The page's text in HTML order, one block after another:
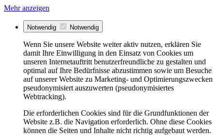
Mehr anzeigen
Notwendig Notwendig
Wenn Sie unsere Website weiter aktiv nutzen, erklären Sie
damit Ihre Einwilligung in den Einsatz von Cookies um
unseren Internetauftritt benutzerfreundliche zu gestalten und
optimal auf Ihre Bedürfnisse abzustimmen sowie um Besuche
auf unserer Website zu Marketing- und Optimierungszwecken
pseudonymisiert auszuwerten (pseudonymisiertes
Webtracking).
Die erforderlichen Cookies sind für die Grundfunktionen der
Website z.B. die Navigation erforderlich. Ohne diese Cookies
können die Seiten und Inhalte nicht richtig aufgebaut werden.